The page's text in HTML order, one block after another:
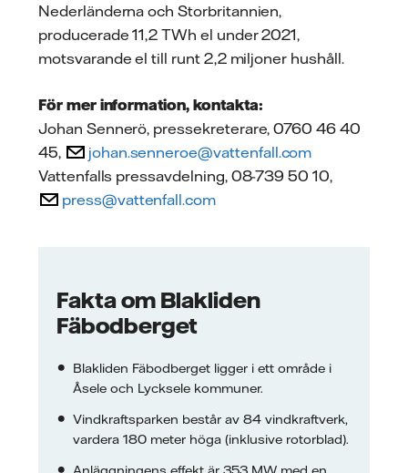
Nederländerna och Storbritannien,
producerade 11,2 TWh el under 2021,
motsvarande el till runt 2,2 miljoner hushåll.
För mer information, kontakta:
Johan Sennerö, pressekreterare, 0760 46 40
45,
johan.senneroe@vattenfall.com
Vattenfalls pressavdelning, 08-739 50 10,
press@vattenfall.com
Fakta om Blakliden
Fäbodberget
Blakliden Fäbodberget ligger i ett område i
Åsele och Lycksele kommuner.
Vindkraftsparken består av 84 vindkraftverk,
vardera 180 meter höga (inklusive rotorblad).